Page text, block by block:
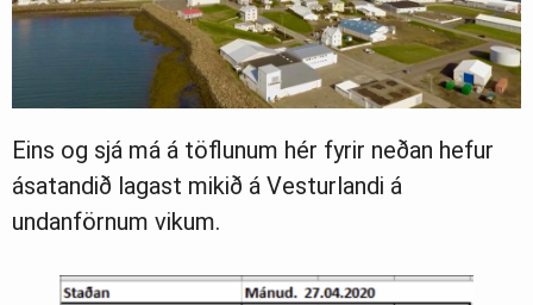
Eins og sjá má á töflunum hér fyrir neðan hefur
ásatandið lagast mikið á Vesturlandi á
undanförnum vikum.